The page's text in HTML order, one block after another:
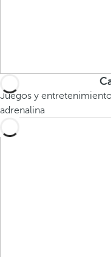
Juegos y
adrenalina